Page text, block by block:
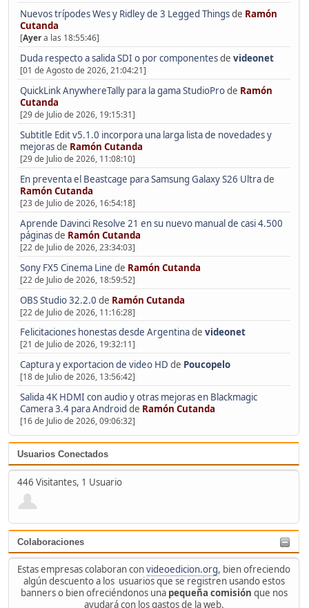
Nuevos trípodes Wes y Ridley de 3 Legged Thingsde Ramón
Cutanda
[Ayera las 18:55:46]
Duda respecto a salida SDI o por componentesde videonet
[01 de Agosto de 2026, 21:04:21]
QuickLink AnywhereTally para la gama StudioProde Ramón
Cutanda
[29 de Julio de 2026, 19:15:31]
Subtitle Edit v5.1.0 incorpora una larga lista de novedades y
mejorasde Ramón Cutanda
[29 de Julio de 2026, 11:08:10]
En preventa el Beastcage para Samsung Galaxy S26 Ultrade
Ramón Cutanda
[23 de Julio de 2026, 16:54:18]
Aprende Davinci Resolve 21 en su nuevo manual de casi 4.500
páginasde Ramón Cutanda
[22 de Julio de 2026, 23:34:03]
Sony FX5 Cinema Line de Ramón Cutanda
[22 de Julio de 2026, 18:59:52]
OBS Studio 32.2.0 de Ramón Cutanda
[22 de Julio de 2026, 11:16:28]
Felicitaciones honestas desde Argentinade videonet
[21 de Julio de 2026, 19:32:11]
Captura y exportacion de video HD de Poucopelo
[18 de Julio de 2026, 13:56:42]
Salida 4K HDMI con audio y otras mejoras en Blackmagic
Camera 3.4 para Android de Ramón Cutanda
[16 de Julio de 2026, 09:06:32]
Usuarios Conectados
446 Visitantes, 1 Usuario
Colaboraciones
Estas empresas colaboran convideoedicion.org, bien ofreciendo
algún descuento a los usuarios que se registren usando estos
banners o bien ofreciéndonos una pequeña comisión que nos
ayudará con los gastos de la web.